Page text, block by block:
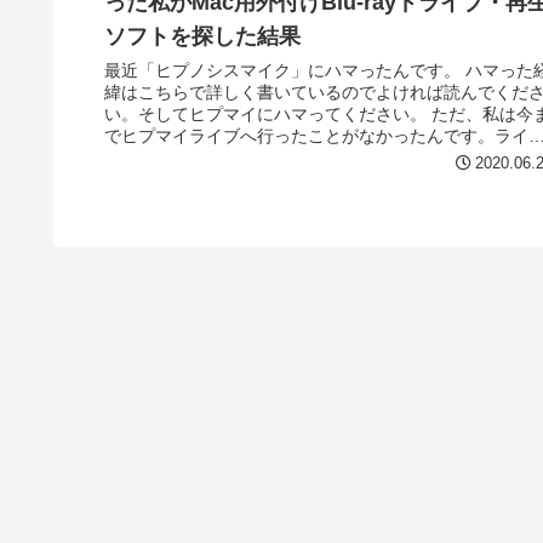
ソフトを探した結果
最近「ヒプノシスマイク」にハマったんです。 ハマった
緯はこちらで詳しく書いているのでよければ読んでくださ
い。そしてヒプマイにハマってください。 ただ、私は今
でヒプマイライブへ行ったことがなかったんです。ライブ